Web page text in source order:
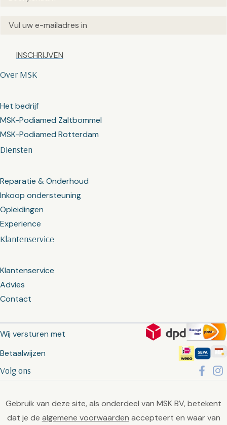
Klantenservice
Klantenservice
Advies
Contact
Diensten
Reparatie & Onderhoud
Inkoop ondersteuning
Opleidingen
Experience
Over MSK
Het bedrijf
MSK-Podiamed Zaltbommel
MSK-Podiamed Rotterdam
Email(Vereist)
Captcha
Wij versturen met
Betaalwijzen
Volg ons
Gebruik van deze site, als onderdeel van MSK BV, betekent
dat je de algemene voorwaarden accepteert en waar van